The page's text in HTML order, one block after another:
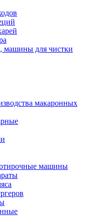
машины для чистки
макаронных
машины